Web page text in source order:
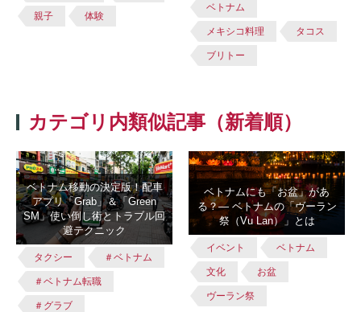
親子 体験
ベトナム
メキシコ料理 タコス
ブリトー
カテゴリ内類似記事（新着順）
ベトナム移動の決定版！配車
アプリ「Grab」＆「Green
SM」使い倒し術とトラブル回
避テクニック
タクシー ＃ベトナム
＃ベトナム転職
＃グラブ
ベトナムにも「お盆」があ
る？― ベトナムの「ヴーラン
祭（Vu Lan）」とは
イベント ベトナム
文化 お盆
ヴーラン祭